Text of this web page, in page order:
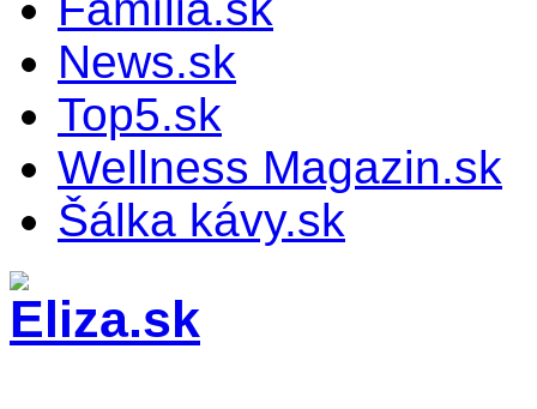
News.sk
Top5.sk
Wellness Magazin.sk
Šálka kávy.sk